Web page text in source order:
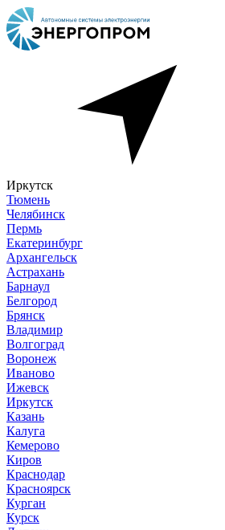
Иркутск
Тюмень
Челябинск
Пермь
Екатеринбург
Архангельск
Астрахань
Барнаул
Белгород
Брянск
Владимир
Волгоград
Воронеж
Иваново
Ижевск
Иркутск
Казань
Калуга
Кемерово
Киров
Краснодар
Красноярск
Курган
Курск